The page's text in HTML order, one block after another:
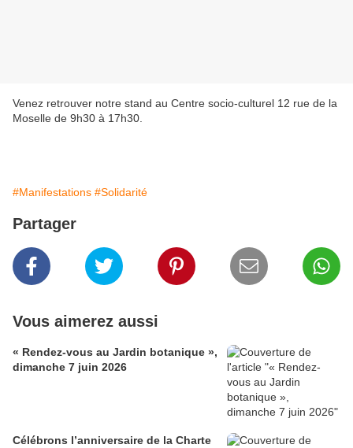
Venez retrouver notre stand au Centre socio-culturel 12 rue de la
Moselle de 9h30 à 17h30.
#Manifestations #Solidarité
Partager
Vous aimerez aussi
« Rendez-vous au Jardin botanique »,
dimanche 7 juin 2026
Célébrons l’anniversaire de la Charte